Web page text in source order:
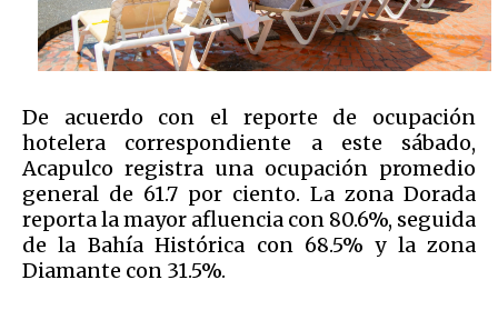
De acuerdo con el reporte de ocupación
hotelera correspondiente a este sábado,
Acapulco registra una ocupación promedio
general de 61.7 por ciento. La zona Dorada
reporta la mayor afluencia con 80.6%, seguida
de la Bahía Histórica con 68.5% y la zona
Diamante con 31.5%.